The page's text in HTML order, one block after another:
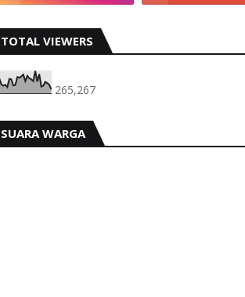
TOTAL VIEWERS
265,267
SUARA WARGA